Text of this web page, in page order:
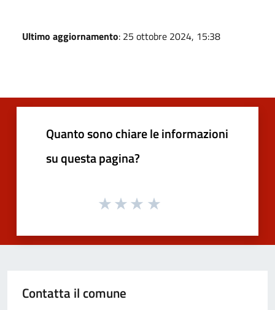
Ultimo aggiornamento: 25 ottobre 2024, 15:38
Quanto sono chiare le informazioni
su questa pagina?
Contatta il comune